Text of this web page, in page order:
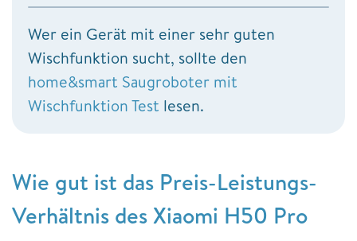
Wer ein Gerät mit einer sehr guten
Wischfunktion sucht, sollte den
home&smart Saugroboter mit
Wischfunktion Test lesen.
Wie gut ist das Preis-Leistungs-
Verhältnis des Xiaomi H50 Pro